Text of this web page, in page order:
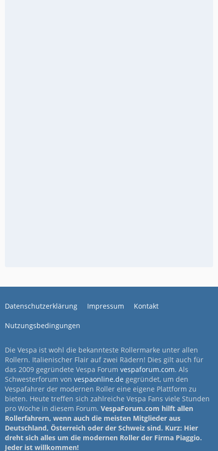
Datenschutzerklärung Impressum Kontakt
Nutzungsbedingungen
Die Vespa ist wohl die bekannteste Rollermarke unter allen
Rollern. Italienischer Flair auf zwei Rädern! Dies gilt auch für
das 2009 gegründete Vespa Forum vespaforum.com. Als
Schwesterforum von vespaonline.de gegründet, um den
Vespafahrer der modernen Roller eine eigene Plattform zu
bieten. Heute treffen sich zahlreiche Vespa Fans viele Stunden
pro Woche in diesem Forum. VespaForum.com hilft allen
Rollerfahrern, wenn auch die meisten Mitglieder aus
Deutschland, Österreich oder der Schweiz sind. Kurz: Hier
dreht sich alles um die modernen Roller der Firma Piaggio.
Jeder ist willkommen!